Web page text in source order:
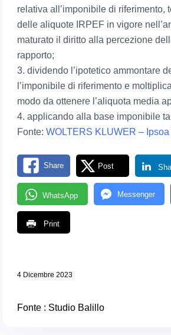
relativa all’imponibile di riferimento,
delle aliquote IRPEF in vigore
maturato il diritto alla percezione
rapporto;
3. dividendo l’ipotetico ammontare
l’imponibile di riferimento e
modo da ottenere l’aliquota media
4. applicando alla base imponibile
Fonte:WOLTERS KLUWER –
Share Post
WhatsApp Messenger
Print
4 Dicembre 2023
Fonte : Studio Balillo